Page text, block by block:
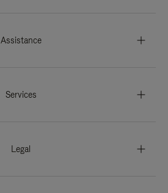
Assistance
Services
Legal